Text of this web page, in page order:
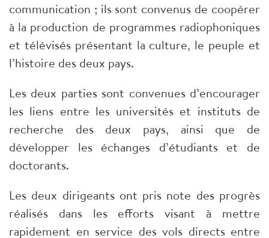
communication ; ils sont convenus de coopérer
à la production de programmes radiophoniques
et télévisés présentant la culture, le peuple et
l’histoire des deux pays.
Les deux parties sont convenues d’encourager
les liens entre les universités et instituts de
recherche des deux pays, ainsi que de
développer les échanges d’étudiants et de
doctorants.
Les deux dirigeants ont pris note des progrès
réalisés dans les efforts visant à mettre
rapidement en service des vols directs entre